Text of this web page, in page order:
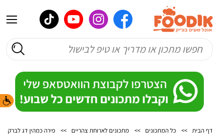
דף הבית >> כל המתכונים >> מתכונים לארוחת צהריים >> פירה כמהין דג לברק